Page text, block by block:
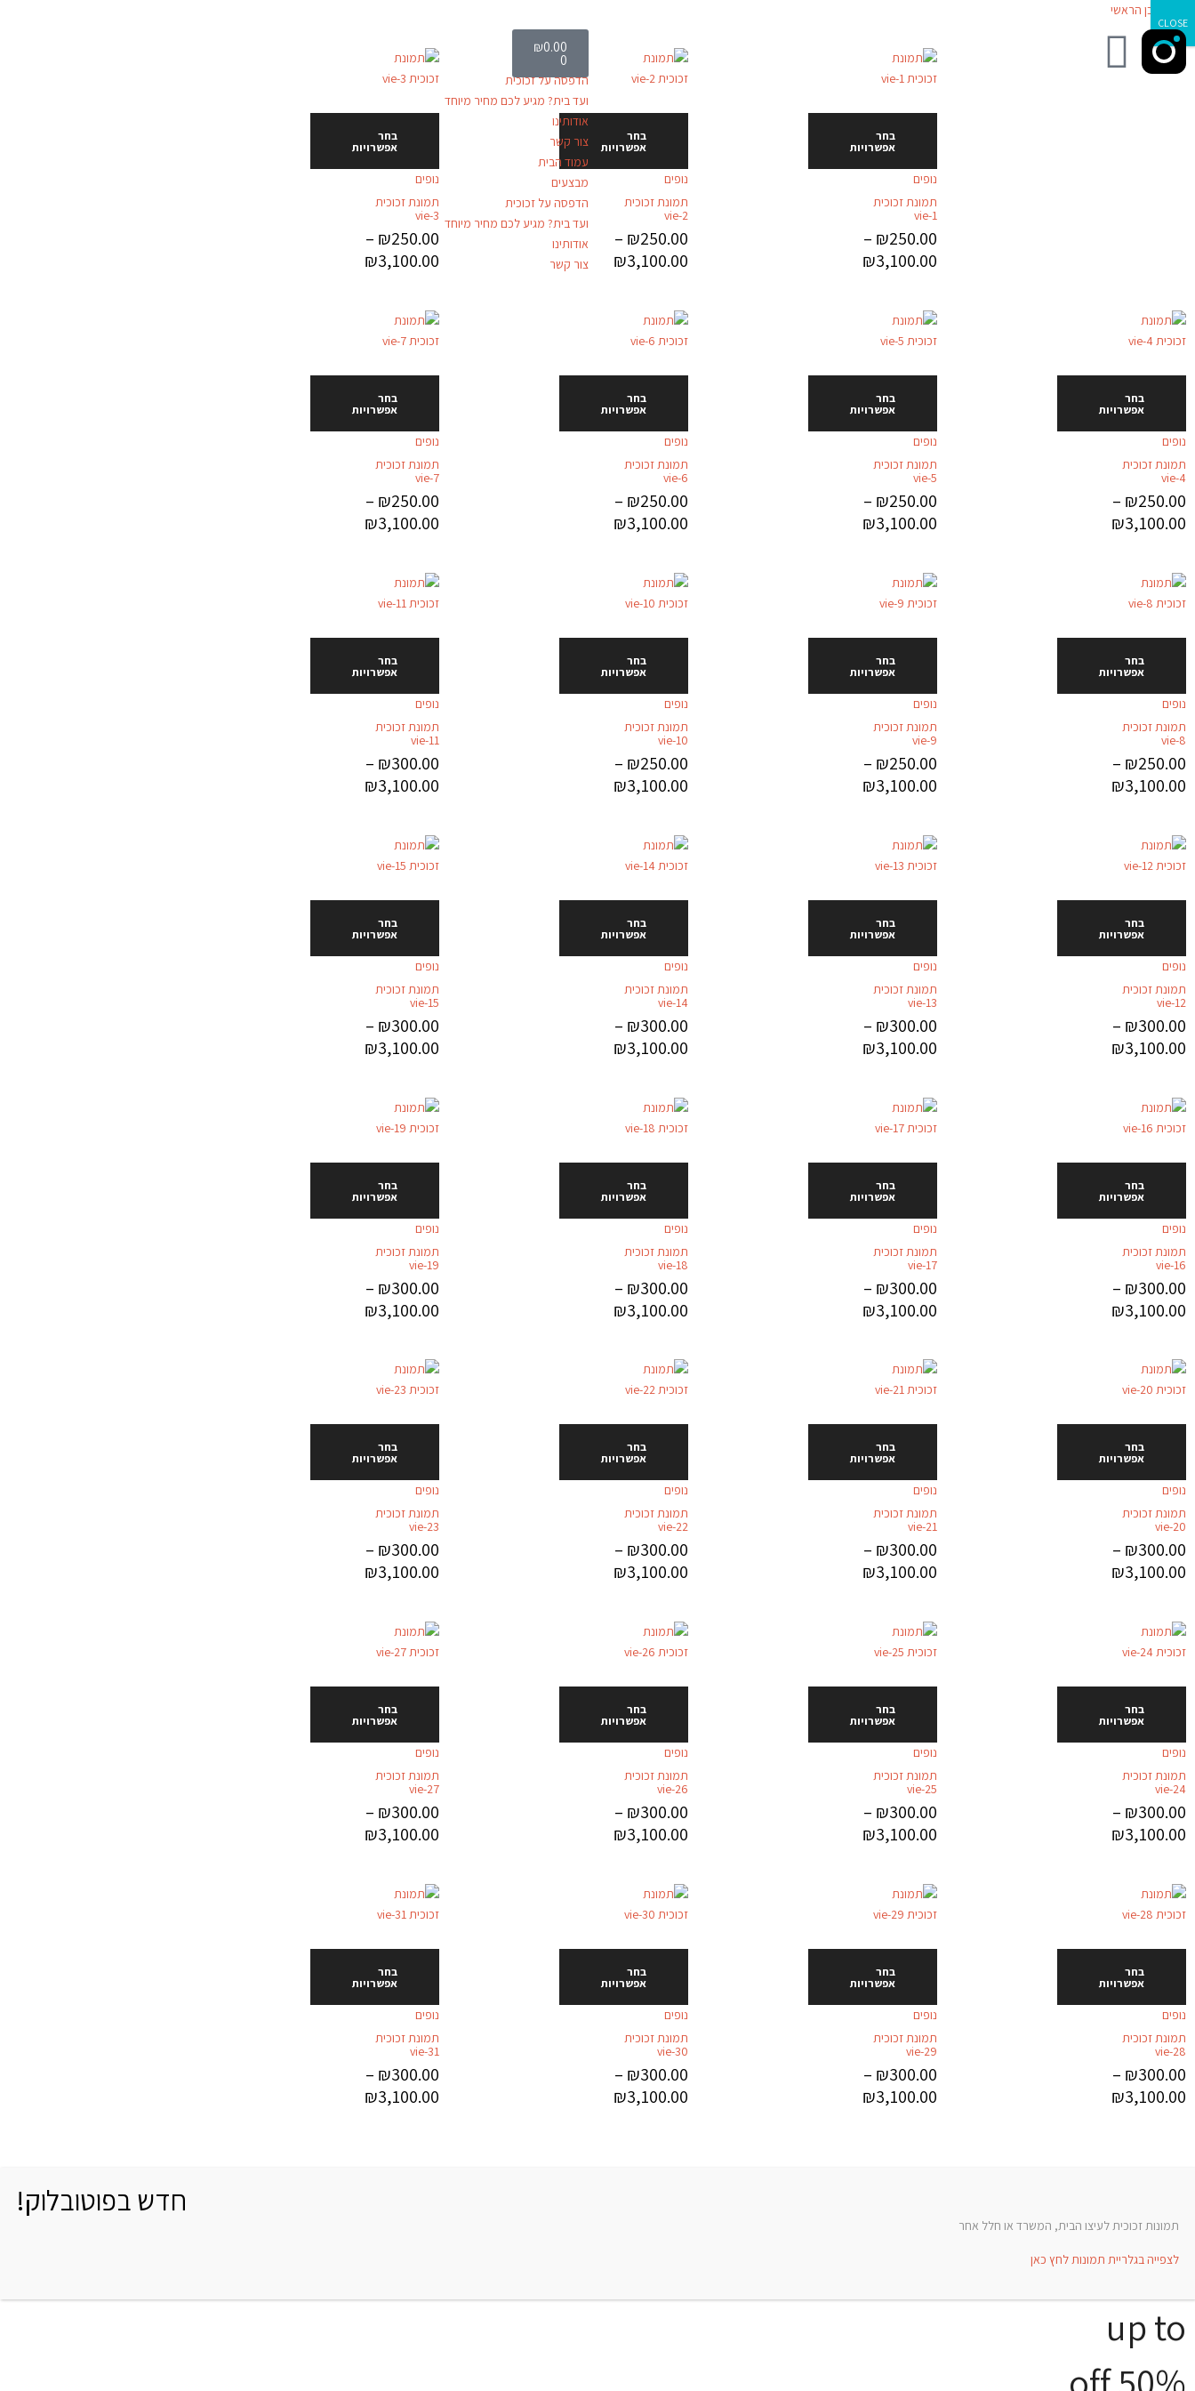
דילוג לתוכן הראשי
עמוד הבית
מבצעים
הדפסה על זכוכית
ועד בית? מגיע לכם מחיר מיוחד
אודותינו
צור קשר
עמוד הבית
מבצעים
הדפסה על זכוכית
ועד בית? מגיע לכם מחיר מיוחד
אודותינו
צור קשר
₪0.00
0
בחר
אפשרויות
נופים
תמונת זכוכית
vie-1
₪250.00
–
₪3,100.00
בחר
אפשרויות
נופים
תמונת זכוכית
vie-2
₪250.00
–
₪3,100.00
בחר
אפשרויות
נופים
תמונת זכוכית
vie-3
₪250.00
–
₪3,100.00
בחר
אפשרויות
נופים
תמונת זכוכית
vie-4
₪250.00
–
₪3,100.00
בחר
אפשרויות
נופים
תמונת זכוכית
vie-5
₪250.00
–
₪3,100.00
בחר
אפשרויות
נופים
תמונת זכוכית
vie-6
₪250.00
–
₪3,100.00
בחר
אפשרויות
נופים
תמונת זכוכית
vie-7
₪250.00
–
₪3,100.00
בחר
אפשרויות
נופים
תמונת זכוכית
vie-8
₪250.00
–
₪3,100.00
בחר
אפשרויות
נופים
תמונת זכוכית
vie-9
₪250.00
–
₪3,100.00
בחר
אפשרויות
נופים
תמונת זכוכית
vie-10
₪250.00
–
₪3,100.00
בחר
אפשרויות
נופים
תמונת זכוכית
vie-11
₪300.00
–
₪3,100.00
בחר
אפשרויות
נופים
תמונת זכוכית
vie-12
₪300.00
–
₪3,100.00
בחר
אפשרויות
נופים
תמונת זכוכית
vie-13
₪300.00
–
₪3,100.00
בחר
אפשרויות
נופים
תמונת זכוכית
vie-14
₪300.00
–
₪3,100.00
בחר
אפשרויות
נופים
תמונת זכוכית
vie-15
₪300.00
–
₪3,100.00
בחר
אפשרויות
נופים
תמונת זכוכית
vie-16
₪300.00
–
₪3,100.00
בחר
אפשרויות
נופים
תמונת זכוכית
vie-17
₪300.00
–
₪3,100.00
בחר
אפשרויות
נופים
תמונת זכוכית
vie-18
₪300.00
–
₪3,100.00
בחר
אפשרויות
נופים
תמונת זכוכית
vie-19
₪300.00
–
₪3,100.00
בחר
אפשרויות
נופים
תמונת זכוכית
vie-20
₪300.00
–
₪3,100.00
בחר
אפשרויות
נופים
תמונת זכוכית
vie-21
₪300.00
–
₪3,100.00
בחר
אפשרויות
נופים
תמונת זכוכית
vie-22
₪300.00
–
₪3,100.00
בחר
אפשרויות
נופים
תמונת זכוכית
vie-23
₪300.00
–
₪3,100.00
בחר
אפשרויות
נופים
תמונת זכוכית
vie-24
₪300.00
–
₪3,100.00
בחר
אפשרויות
נופים
תמונת זכוכית
vie-25
₪300.00
–
₪3,100.00
בחר
אפשרויות
נופים
תמונת זכוכית
vie-26
₪300.00
–
₪3,100.00
בחר
אפשרויות
נופים
תמונת זכוכית
vie-27
₪300.00
–
₪3,100.00
בחר
אפשרויות
נופים
תמונת זכוכית
vie-28
₪300.00
–
₪3,100.00
בחר
אפשרויות
נופים
תמונת זכוכית
vie-29
₪300.00
–
₪3,100.00
בחר
אפשרויות
נופים
תמונת זכוכית
vie-30
₪300.00
–
₪3,100.00
בחר
אפשרויות
נופים
תמונת זכוכית
vie-31
₪300.00
–
₪3,100.00
חדש בפוטובלוק!
תמונות זכוכית לעיצו הבית, המשרד או חלל אחר
לצפייה בגלריית תמונות לחץ כאן
CLOSE
up to